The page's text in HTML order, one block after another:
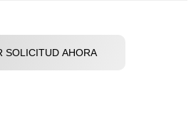
SOLICITUD AHORA